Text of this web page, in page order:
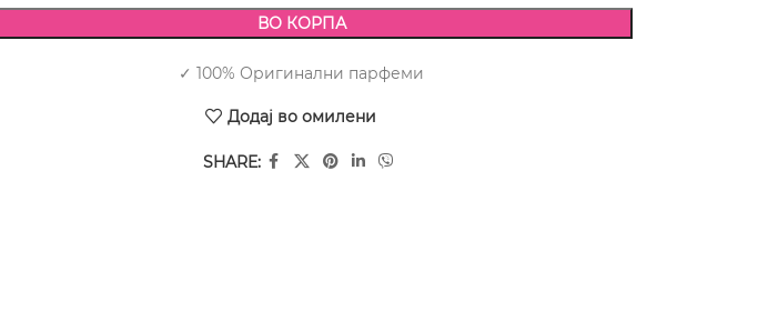
ВО КОРПА
✓ 100% Оригинални парфеми
Додај во омилени
SHARE: